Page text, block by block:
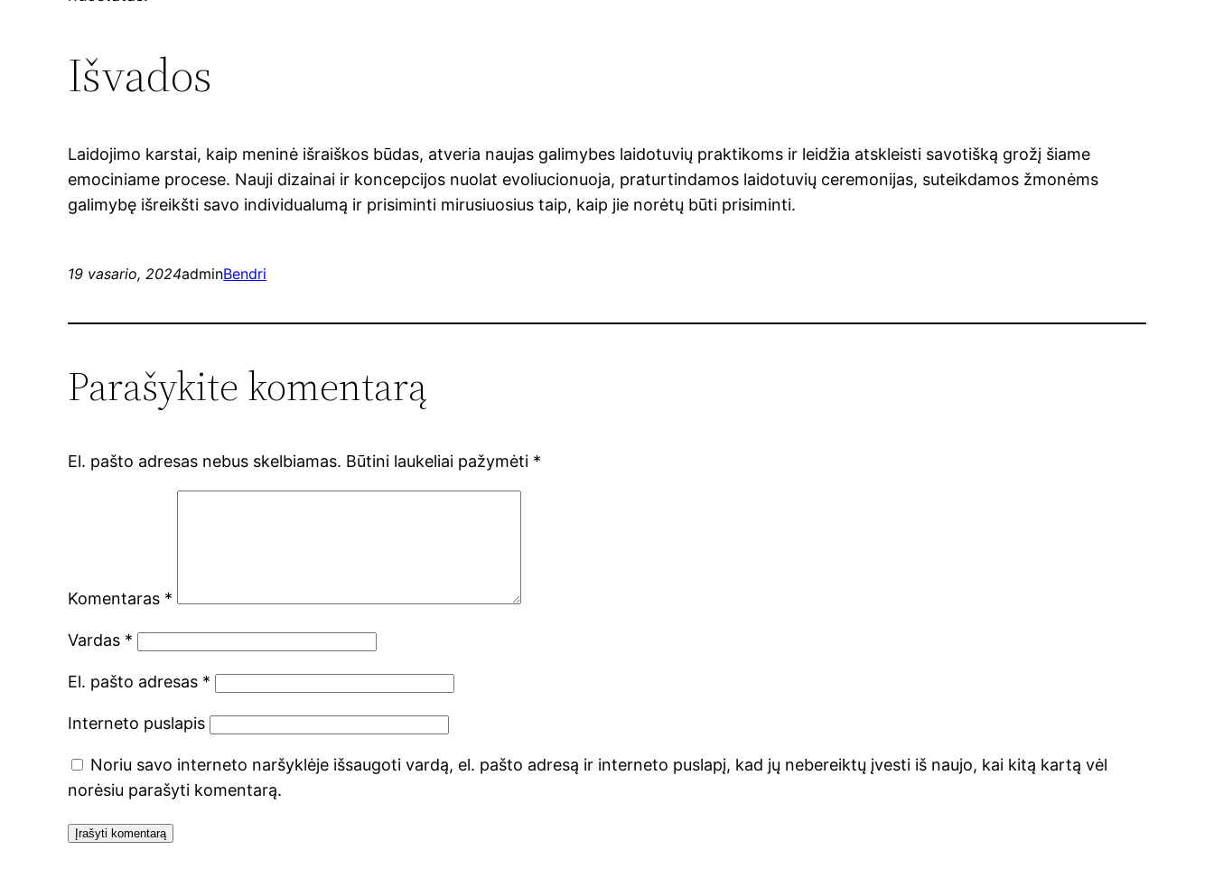
Išvados
Laidojimo karstai, kaip meninė išraiškos būdas, atveria naujas galimybes laidotuvių praktikoms ir leidžia atskleisti savotišką grožį šiame
emociniame procese. Nauji dizainai ir koncepcijos nuolat evoliucionuoja, praturtindamos laidotuvių ceremonijas, suteikdamos žmonėms
galimybę išreikšti savo individualumą ir prisiminti mirusiuosius taip, kaip jie norėtų būti prisiminti.
19 vasario, 2024adminBendri
Parašykite komentarą
El. pašto adresas nebus skelbiamas. Būtini laukeliai pažymėti *
Komentaras *
Vardas *
El. pašto adresas *
Interneto puslapis
Noriu savo interneto naršyklėje išsaugoti vardą, el. pašto adresą ir interneto puslapį, kad jų nebereiktų įvesti iš naujo, kai kitą kartą vėl
norėsiu parašyti komentarą.